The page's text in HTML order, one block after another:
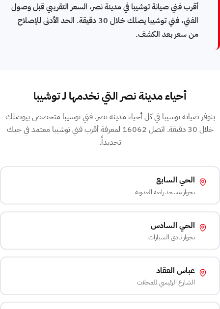
أقرب فني صيانة توشيبا في مدينة نصر، السعر التقريبي قبل وصول
الفني، فني توشيبا يصلك خلال 30 دقيقة. الحد الأدنى للإصلاح
من سعر بعد الكشف.
أحياء مدينة نصر التي نخدمها لـ توشيبا
بنوفر صيانة توشيبا في كل أحياء مدينة نصر. فني توشيبا متخصص بيوصلك
خلال 30 دقيقة. اتصل 16062 لمعرفة أقرب فني توشيبا معتمد في حيك
تحديداً.
الحي السابع
بجوار مسجد رابعة العدوية
الحي السادس
بجوار نادي السيارات
عباس العقاد
الشارع الرئيسي للمحلات